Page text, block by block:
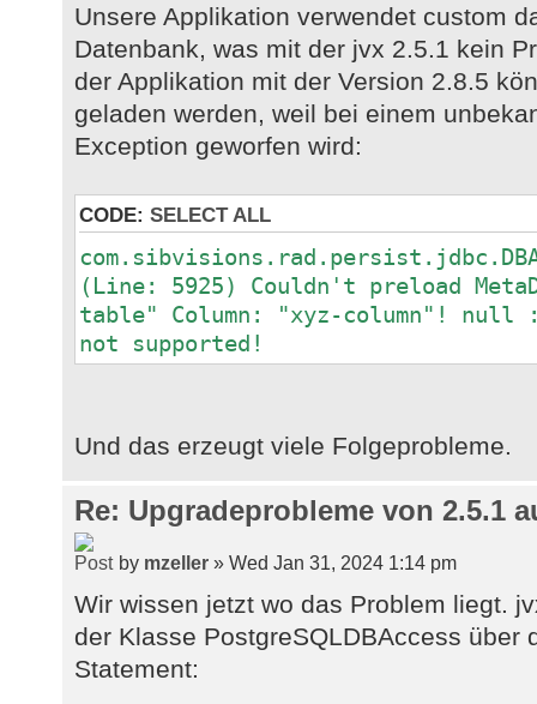
Unsere Applikation verwendet custom
Datenbank, was mit der jvx 2.5.1 kein
der Applikation mit der Version 2.8.5
geladen werden, weil bei einem
Exception geworfen wird:
CODE: SELECT ALL
(Line: 5925) Couldn't preload
table" Column: "xyz-column"! null
not supported!
Und das erzeugt viele Folgeprobleme.
Re: Upgradeprobleme von 2.5.1
by mzeller » Wed Jan 31, 2024 1:14 pm
Wir wissen jetzt wo das Problem liegt.
der Klasse PostgreSQLDBAccess über
Statement: